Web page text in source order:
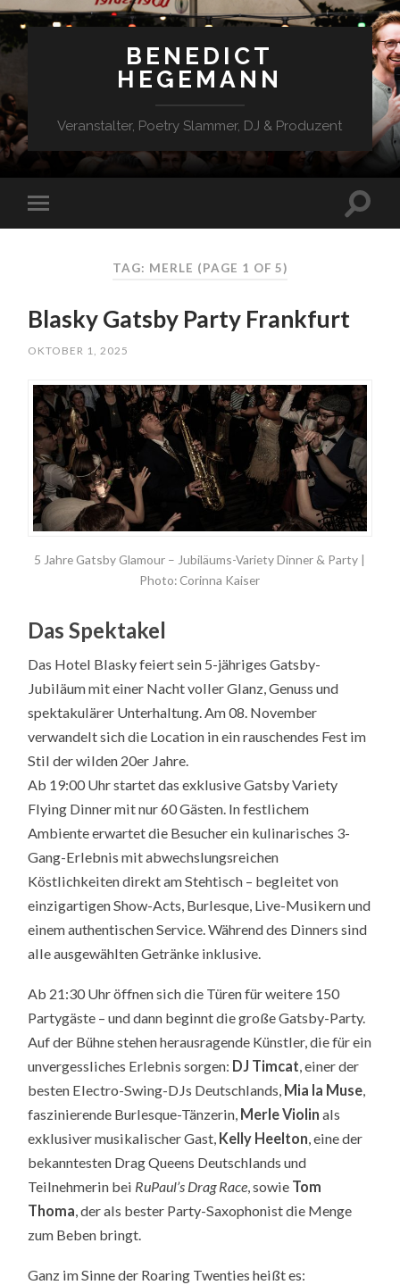
BENEDICT
HEGEMANN
Veranstalter, Poetry Slammer, DJ & Produzent
TAG: MERLE (PAGE 1 OF 5)
Blasky Gatsby Party Frankfurt
OKTOBER 1, 2025
5 Jahre Gatsby Glamour – Jubiläums-Variety Dinner & Party |
Photo: Corinna Kaiser
Das Spektakel
Das Hotel Blasky feiert sein 5-jähriges Gatsby-
Jubiläum mit einer Nacht voller Glanz, Genuss und
spektakulärer Unterhaltung. Am 08. November
verwandelt sich die Location in ein rauschendes Fest im
Stil der wilden 20er Jahre.
Ab 19:00 Uhr startet das exklusive Gatsby Variety
Flying Dinner mit nur 60 Gästen. In festlichem
Ambiente erwartet die Besucher ein kulinarisches 3-
Gang-Erlebnis mit abwechslungsreichen
Köstlichkeiten direkt am Stehtisch – begleitet von
einzigartigen Show-Acts, Burlesque, Live-Musikern und
einem authentischen Service. Während des Dinners sind
alle ausgewählten Getränke inklusive.
Ab 21:30 Uhr öffnen sich die Türen für weitere 150
Partygäste – und dann beginnt die große Gatsby-Party.
Auf der Bühne stehen herausragende Künstler, die für ein
unvergessliches Erlebnis sorgen: DJ Timcat, einer der
besten Electro-Swing-DJs Deutschlands, Mia la Muse,
faszinierende Burlesque-Tänzerin, Merle Violin als
exklusiver musikalischer Gast, Kelly Heelton, eine der
bekanntesten Drag Queens Deutschlands und
Teilnehmerin bei RuPaul’s Drag Race, sowie Tom
Thoma, der als bester Party-Saxophonist die Menge
zum Beben bringt.
Ganz im Sinne der Roaring Twenties heißt es: